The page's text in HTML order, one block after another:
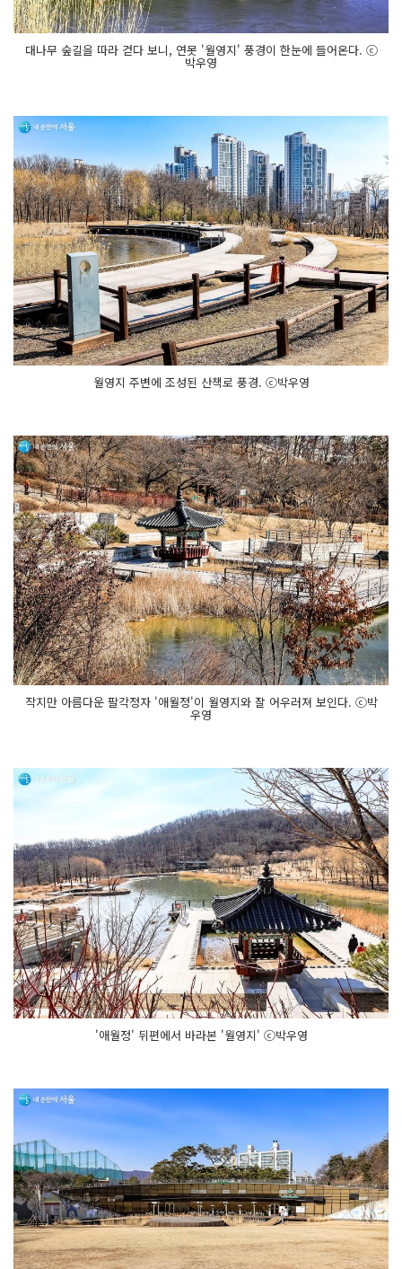
대나무 숲길을 따라 걷다 보니, 연못 '월영지' 풍경이 한눈에 들어온다. ⓒ
박우영
월영지 주변에 조성된 산책로 풍경. ⓒ박우영
작지만 아름다운 팔각정자 '애월정'이 월영지와 잘 어우러져 보인다. ⓒ박
우영
'애월정' 뒤편에서 바라본 '월영지' ⓒ박우영